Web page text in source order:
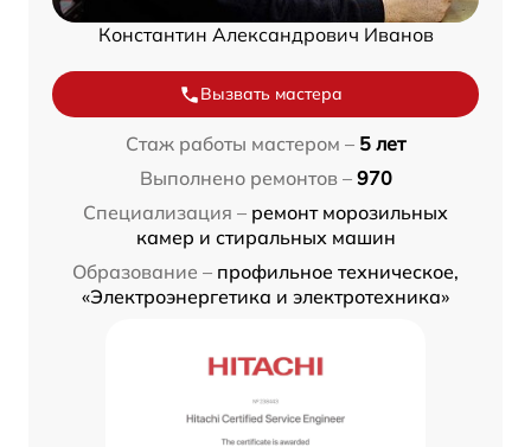
Константин Александрович Иванов
Вызвать мастера
Стаж работы мастером – 5 лет
Выполнено ремонтов – 970
Специализация – ремонт морозильных
камер и стиральных машин
Образование – профильное техническое,
«Электроэнергетика и электротехника»